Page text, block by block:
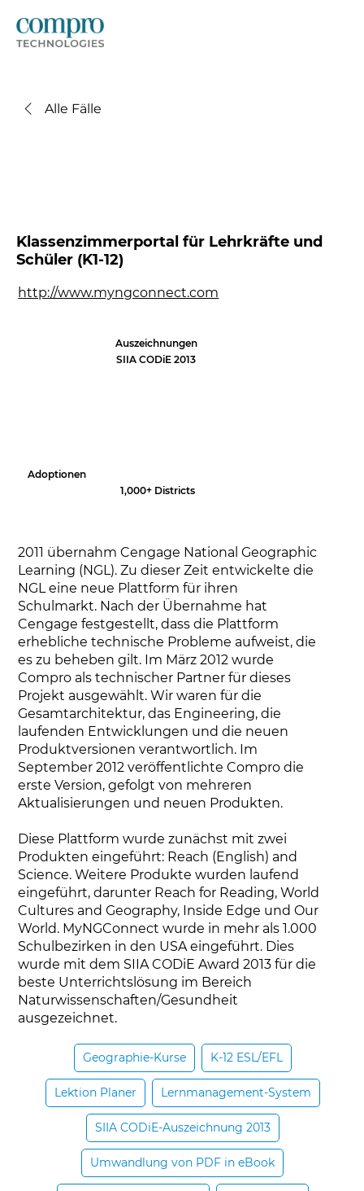
Alle Fälle
Klassenzimmerportal für Lehrkräfte und
Schüler (K1-12)
http://www.myngconnect.com
Auszeichnungen
SIIA CODiE 2013
Adoptionen
1,000+ Districts
2011 übernahm Cengage National Geographic
Learning (NGL). Zu dieser Zeit entwickelte die
NGL eine neue Plattform für ihren
Schulmarkt. Nach der Übernahme hat
Cengage festgestellt, dass die Plattform
erhebliche technische Probleme aufweist, die
es zu beheben gilt. Im März 2012 wurde
Compro als technischer Partner für dieses
Projekt ausgewählt. Wir waren für die
Gesamtarchitektur, das Engineering, die
laufenden Entwicklungen und die neuen
Produktversionen verantwortlich. Im
September 2012 veröffentlichte Compro die
erste Version, gefolgt von mehreren
Aktualisierungen und neuen Produkten.
Diese Plattform wurde zunächst mit zwei
Produkten eingeführt: Reach (English) and
Science. Weitere Produkte wurden laufend
eingeführt, darunter Reach for Reading, World
Cultures and Geography, Inside Edge und Our
World. MyNGConnect wurde in mehr als 1.000
Schulbezirken in den USA eingeführt. Dies
wurde mit dem SIIA CODiE Award 2013 für die
beste Unterrichtslösung im Bereich
Naturwissenschaften/Gesundheit
ausgezeichnet.
Geographie-Kurse K-12 ESL/EFL
Lektion Planer Lernmanagement-System
SIIA CODiE-Auszeichnung 2013
Umwandlung von PDF in eBook